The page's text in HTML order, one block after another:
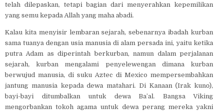
telah dilepaskan, tetapi bagian dari menyerahkan kepemilikan
yang semu kepada Allah yang maha abadi.
Kalau kita menyisir lembaran sejarah, sebenarnya ibadah kurban
sama tuanya dengan usia manusia di alam persada ini, yaitu ketika
putra Adam as diperintah berkurban, namun dalam perjalanan
sejarah, kurban mengalami penyelewengan dimana kurban
berwujud manusia, di suku Aztec di Mexico mempersembahkan
jantung manusia kepada dewa matahari. Di Kanaan (Irak kuno),
bayi-bayi ditumbalkan untuk dewa Ba’al. Bangsa Viking
mengorbankan tokoh agama untuk dewa perang mereka yakni